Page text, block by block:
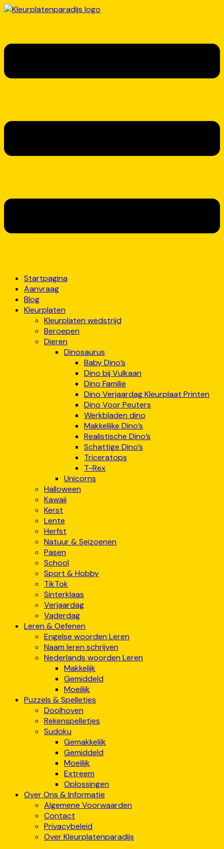
Startpagina
Aanvraag
Blog
Kleurplaten
Kleurplaten wedstrijd
Beroepen
Dieren
Dinosaurus
Baby Dino’s
Dino bij Vulkaan
Dino Familie
Dino Verjaardag Kleurplaat Printen
Dino Voor Peuters
Werkbladen dino
Makkelijke Dino’s
Realistische Dino’s
Schattige Dino’s
Triceratops
T-Rex
Unicorns
Halloween
Kawaii
Kerst
Lente
Herfst
Natuur & Seizoenen
Pasen
School
Sport & Hobby
TikTok
Sinterklaas
Verjaardag
Vaderdag
Leren & Oefenen
Engelse woorden Leren
Naam leren schrijven
Nederlands woorden Leren
Makkelijk
Gemiddeld
Moeilijk
Puzzels & Spelletjes
Doolhoven
Rekenspelletjes
Sudoku
Gemakkelijk
Gemiddeld
Moeilijk
Extreem
Oplossingen
Over Ons & Informatie
Algemene Voorwaarden
Contact
Privacybeleid
Over Kleurplatenparadijs